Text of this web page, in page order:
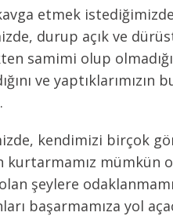
etmek
durup açık ve
samimi olup
ve yaptıklarımızın
kendimizi birçok
kurtarmamız mümkün
şeylere
başarmamıza yol